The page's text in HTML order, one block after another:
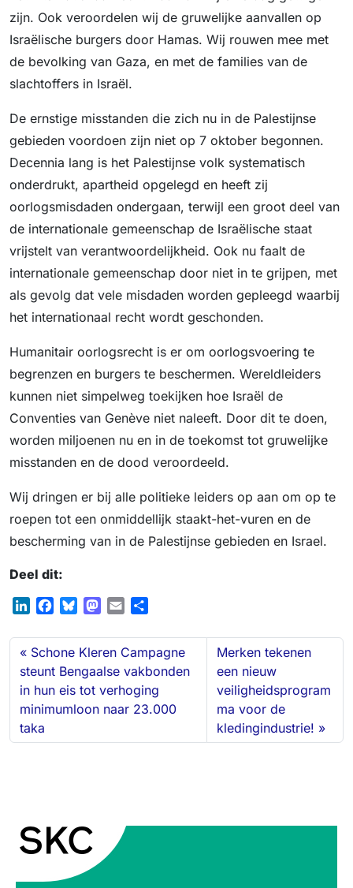
zijn. Ook veroordelen wij de gruwelijke aanvallen op
Israëlische burgers door Hamas. Wij rouwen mee met
de bevolking van Gaza, en met de families van de
slachtoffers in Israël.
De ernstige misstanden die zich nu in de Palestijnse
gebieden voordoen zijn niet op 7 oktober begonnen.
Decennia lang is het Palestijnse volk systematisch
onderdrukt, apartheid opgelegd en heeft zij
oorlogsmisdaden ondergaan, terwijl een groot deel van
de internationale gemeenschap de Israëlische staat
vrijstelt van verantwoordelijkheid. Ook nu faalt de
internationale gemeenschap door niet in te grijpen, met
als gevolg dat vele misdaden worden gepleegd waarbij
het internationaal recht wordt geschonden.
Humanitair oorlogsrecht is er om oorlogsvoering te
begrenzen en burgers te beschermen. Wereldleiders
kunnen niet simpelweg toekijken hoe Israël de
Conventies van Genève niet naleeft. Door dit te doen,
worden miljoenen nu en in de toekomst tot gruwelijke
misstanden en de dood veroordeeld.
Wij dringen er bij alle politieke leiders op aan om op te
roepen tot een onmiddellijk staakt-het-vuren en de
bescherming van in de Palestijnse gebieden en Israel.
Deel dit:
n
k
e
d
I
n
c
e
b
o
o
u
e
s
k
y
M
s
t
o
d
o
a
i
l
l
e
n
Schone Kleren Campagne
steunt Bengaalse vakbonden
in hun eis tot verhoging
minimumloon naar 23.000
taka
Merken tekenen
een nieuw
veiligheidsprogram
ma voor de
kledingindustrie!